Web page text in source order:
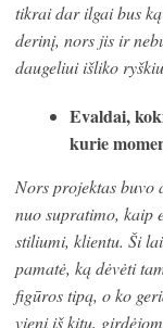
tikrai dar ilgai bus
derinį, nors jis ir
daugeliui išliko
Evaldai,
kurie
Nors projektas
nuo supratimo, kaip
stiliumi, klientu. Ši
pamatė, ką dėvėti
figūros tipą, o ko
vieni iš kitų,